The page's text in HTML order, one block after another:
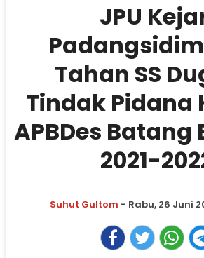
JPU
Tahan SS
Tindak Pidana
APBDes Batang
2021-
Suhut Gultom - Rabu, 26 Juni